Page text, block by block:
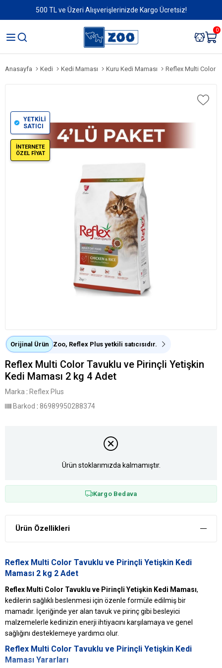
500 TL ve Üzeri Alışverişlerinizde Kargo Ücretsiz!
0
Anasayfa Kedi Kedi Maması Kuru Kedi Maması Reflex Multi Color
YETKİLİ
SATICI
İNTERNETE
ÖZEL FİYAT
Orijinal Ürün Zoo, Reflex Plus yetkili satıcısıdır.
Reflex Multi Color Tavuklu ve Pirinçli Yetişkin
Kedi Maması 2 kg 4 Adet
Marka : Reflex Plus
Barkod : 86989950288374
Ürün stoklarımızda kalmamıştır.
Kargo Bedava
Ürün Özellikleri
Reflex Multi Color Tavuklu ve Pirinçli Yetişkin Kedi
Maması 2 kg 2 Adet
Reflex Multi Color Tavuklu ve Pirinçli Yetişkin Kedi Maması,
kedilerin sağlıklı beslenmesi için özenle formüle edilmiş bir
mamadır. İçeriğinde yer alan tavuk ve pirinç gibi besleyici
malzemelerle kedinizin enerji ihtiyacını karşılamaya ve genel
sağlığını desteklemeye yardımcı olur.
Reflex Multi Color Tavuklu ve Pirinçli Yetişkin Kedi
Maması Yararları